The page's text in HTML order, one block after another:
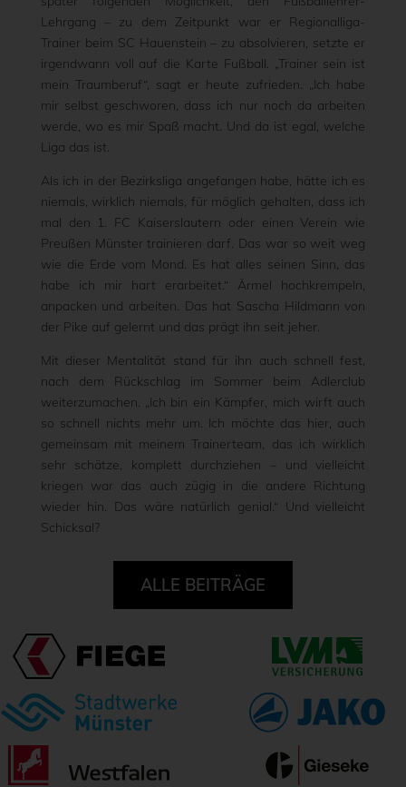
Lehrgang – zu dem Zeitpunkt war er Regionalliga-
Trainer beim SC Hauenstein – zu absolvieren, setzte er
irgendwann voll auf die Karte Fußball. „Trainer sein ist
mein Traumberuf“, sagt er heute zufrieden. „Ich habe
mir selbst geschworen, dass ich nur noch da arbeiten
werde, wo es mir Spaß macht. Und da ist egal, welche
Liga das ist.
Als ich in der Bezirksliga angefangen habe, hätte ich es
niemals, wirklich niemals, für möglich gehalten, dass ich
mal den 1. FC Kaiserslautern oder einen Verein wie
Preußen Münster trainieren darf. Das war so weit weg
wie die Erde vom Mond. Es hat alles seinen Sinn, das
habe ich mir hart erarbeitet.“ Ärmel hochkrempeln,
anpacken und arbeiten. Das hat Sascha Hildmann von
der Pike auf gelernt und das prägt ihn seit jeher.
Mit dieser Mentalität stand für ihn auch schnell fest,
nach dem Rückschlag im Sommer beim Adlerclub
weiterzumachen. „Ich bin ein Kämpfer, mich wirft auch
so schnell nichts mehr um. Ich möchte das hier, auch
gemeinsam mit meinem Trainerteam, das ich wirklich
sehr schätze, komplett durchziehen – und vielleicht
kriegen war das auch zügig in die andere Richtung
wieder hin. Das wäre natürlich genial.“ Und vielleicht
Schicksal?
ALLE BEITRÄGE